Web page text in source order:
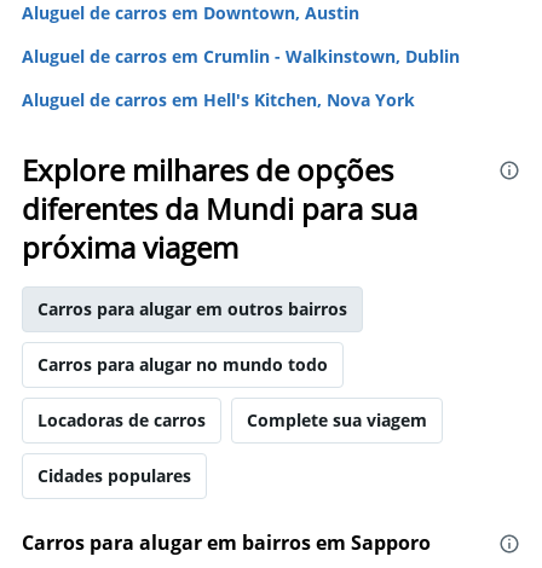
Aluguel de carros em Downtown, Austin
Aluguel de carros em Crumlin - Walkinstown, Dublin
Aluguel de carros em Hell's Kitchen, Nova York
Explore milhares de opções
diferentes da Mundi para sua
próxima viagem
Carros para alugar em outros bairros
Carros para alugar no mundo todo
Locadoras de carros Complete sua viagem
Cidades populares
Carros para alugar em bairros em Sapporo